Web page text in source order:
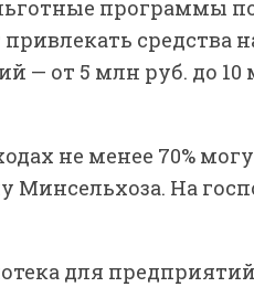
программы по
средства
— от 5 млн руб. до 10
не менее 70%
Минсельхоза. На
для предприятий